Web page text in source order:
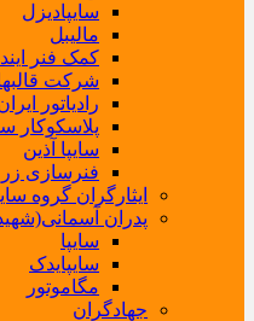
سایپادیزل
مالیبل
کمک فنر
شرکت
رادیاتور
پلاسکوکار
سایپا آذین
فنرسازی زر
ایثارگران گروه
پدران
سایپا
سایپایدک
مگاموتور
جهادگران